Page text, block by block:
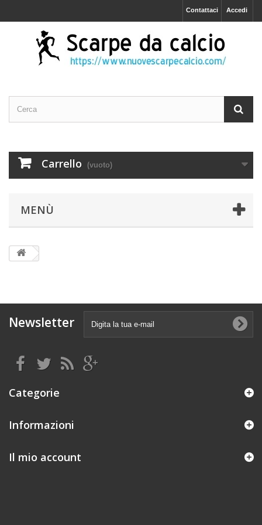
Accedi
Contattaci
Carrello (vuoto)
MENÙ
Newsletter
Categorie
Informazioni
Il mio account